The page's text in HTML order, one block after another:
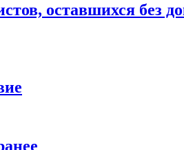
оставшихся без